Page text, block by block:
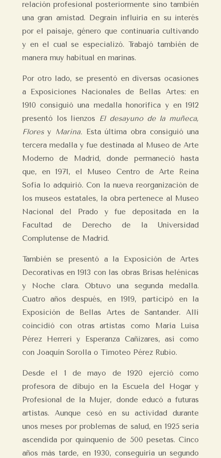
relación profesional posteriormente sino también
una gran amistad. Degrain influiría en su interés
por el paisaje, género que continuaría cultivando
y en el cual se especializó. Trabajó también de
manera muy habitual en marinas.
Por otro lado, se presentó en diversas ocasiones
a Exposiciones Nacionales de Bellas Artes: en
1910 consiguió una medalla honorífica y en 1912
presentó los lienzos
El desayuno de la muñeca,
Floresy Marina. Esta última obra consiguió una
tercera medalla y fue destinada al Museo de Arte
Moderno de Madrid, donde permaneció hasta
que, en 1971, el Museo Centro de Arte Reina
Sofía lo adquirió. Con la nueva reorganización de
los museos estatales, la obra pertenece al Museo
Nacional del Prado y fue depositada en la
Facultad de Derecho de la Universidad
Complutense de Madrid.
También se presentó a la Exposición de Artes
Decorativas en 1913 con las obras Brisas helénicas
y Noche clara. Obtuvo una segunda medalla.
Cuatro años después, en 1919, participó en la
Exposición de Bellas Artes de Santander. Allí
coincidió con otras artistas como María Luisa
Pérez Herreri y Esperanza Cañizares, así como
con Joaquín Sorolla o Timoteo Pérez Rubio.
Desde el 1 de mayo de 1920 ejerció como
profesora de dibujo en la Escuela del Hogar y
Profesional de la Mujer, donde educó a futuras
artistas. Aunque cesó en su actividad durante
unos meses por problemas de salud, en 1925 sería
ascendida por quinquenio de 500 pesetas. Cinco
años más tarde, en 1930, conseguiría un segundo